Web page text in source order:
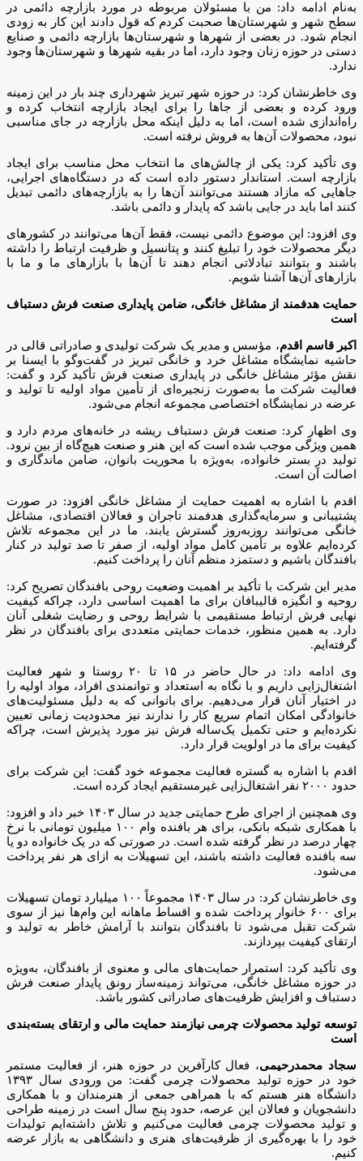
به‌نام ادامه داد: من با مسئولان مربوطه در مورد بازارچه دائمی در
سطح شهر و شهرستان‌ها صحبت کردم که قول دادند این کار به زودی
انجام شود. در بعضی از شهرها و شهرستان‌ها بازارچه دائمی و صنایع
دستی در حوزه زنان وجود دارد، اما در بقیه شهرها و شهرستان‌ها وجود
ندارد.
وی خاطرنشان کرد: در حوزه شهر تبریز شهرداری چند بار در این زمینه
ورود کرده و بعضی از جاها را برای ایجاد بازارچه انتخاب کرده و
راه‌اندازی شده است، اما به دلیل اینکه محل بازارچه در جای مناسبی
نبود، محصولات آن‌ها به فروش نرفته است.
وی تأکید کرد: یکی از چالش‌های ما انتخاب محل مناسب برای ایجاد
بازارچه است. استاندار دستور داده است که در دستگاه‌های اجرایی،
جاهایی که مازاد هستند می‌توانند آن‌ها را به بازارچه‌های دائمی تبدیل
کنند اما باید در جایی باشد که پایدار و دائمی باشد.
وی افزود: این موضوع دائمی نیست، فقط آن‌ها می‌توانند در کشورهای
دیگر محصولات خود را تبلیغ کنند و پتانسیل و ظرفیت ارتباط را داشته
باشند و بتوانند تبادلاتی انجام دهند تا آن‌ها با بازارهای ما و ما با
بازارهای آن‌ها آشنا شویم.
حمایت هدفمند از مشاغل خانگی، ضامن پایداری صنعت فرش دستباف
است
اکبر قاسم اقدم، مؤسس و مدیر یک شرکت تولیدی و صادراتی قالی در
حاشیه نمایشگاه مشاغل خرد و خانگی تبریز در گفت‌وگو با ایسنا بر
نقش مؤثر مشاغل خانگی در پایداری صنعت فرش تأکید کرد و گفت:
فعالیت شرکت ما به‌صورت زنجیره‌ای از تأمین مواد اولیه تا تولید و
عرضه در نمایشگاه اختصاصی مجموعه انجام می‌شود.
وی اظهار کرد: صنعت فرش دستباف ریشه در خانه‌های مردم دارد و
همین ویژگی موجب شده است که این هنر و صنعت هیچ‌گاه از بین نرود.
تولید در بستر خانواده، به‌ویژه با محوریت بانوان، ضامن ماندگاری و
اصالت آن است.
اقدم با اشاره به اهمیت حمایت از مشاغل خانگی افزود: در صورت
پشتیبانی و سرمایه‌گذاری هدفمند تاجران و فعالان اقتصادی، مشاغل
خانگی می‌توانند روزبه‌روز گسترش یابند. ما در این مجموعه تلاش
کرده‌ایم علاوه بر تأمین کامل مواد اولیه، از صفر تا صد تولید در کنار
بافندگان باشیم و دستمزد منظم آنان را پرداخت کنیم.
مدیر این شرکت با تأکید بر اهمیت وضعیت روحی بافندگان تصریح کرد:
روحیه و انگیزه قالیبافان برای ما اهمیت اساسی دارد، چراکه کیفیت
نهایی فرش ارتباط مستقیمی با شرایط روحی و رضایت شغلی آنان
دارد. به همین منظور، خدمات حمایتی متعددی برای بافندگان در نظر
گرفته‌ایم.
وی ادامه داد: در حال حاضر در ۱۵ تا ۲۰ روستا و شهر فعالیت
اشتغال‌زایی داریم و با نگاه به استعداد و توانمندی افراد، مواد اولیه را
در اختیار آنان قرار می‌دهیم. برای بانوانی که به دلیل مسئولیت‌های
خانوادگی امکان اتمام سریع کار را ندارند نیز محدودیت زمانی تعیین
نکرده‌ایم و حتی تکمیل یک‌ساله فرش نیز مورد پذیرش است، چراکه
کیفیت برای ما در اولویت قرار دارد.
اقدم با اشاره به گستره فعالیت مجموعه خود گفت: این شرکت برای
حدود ۲۰۰۰ نفر اشتغال‌زایی غیرمستقیم ایجاد کرده است.
وی همچنین از اجرای طرح حمایتی جدید در سال ۱۴۰۳ خبر داد و افزود:
با همکاری شبکه بانکی، برای هر بافنده وام ۱۰۰ میلیون تومانی با نرخ
چهار درصد در نظر گرفته شده است. در صورتی که در یک خانواده دو یا
سه بافنده فعالیت داشته باشند، این تسهیلات به ازای هر نفر پرداخت
می‌شود.
وی خاطرنشان کرد: در سال ۱۴۰۳ مجموعاً ۱۰۰ میلیارد تومان تسهیلات
برای ۶۰۰ خانوار پرداخت شده و اقساط ماهانه این وام‌ها نیز از سوی
شرکت تقبل می‌شود تا بافندگان بتوانند با آرامش خاطر به تولید و
ارتقای کیفیت بپردازند.
وی تأکید کرد: استمرار حمایت‌های مالی و معنوی از بافندگان، به‌ویژه
در حوزه مشاغل خانگی، می‌تواند زمینه‌ساز رونق پایدار صنعت فرش
دستباف و افزایش ظرفیت‌های صادراتی کشور باشد.
توسعه تولید محصولات چرمی نیازمند حمایت مالی و ارتقای بسته‌بندی
است
سجاد محمدرحیمی، فعال کارآفرین در حوزه هنر، از فعالیت مستمر
خود در حوزه تولید محصولات چرمی گفت: من ورودی سال ۱۳۹۳
دانشگاه هنر هستم که با همراهی جمعی از هنرمندان و با همکاری
دانشجویان و فعالان این عرصه، حدود پنج سال است در زمینه طراحی
و تولید محصولات چرمی فعالیت می‌کنیم و تلاش داشته‌ایم تولیدات
خود را با بهره‌گیری از ظرفیت‌های هنری و دانشگاهی به بازار عرضه
کنیم.